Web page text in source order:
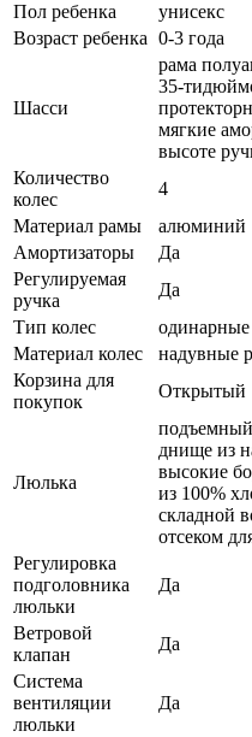
Пол ребенка
унисекс
Возраст ребенка 0-3 года
Шасси
рама
35-
мягкие
высоте
Количество
колес
4
Материал рамы
алюминий
Амортизаторы
Да
Регулируемая
ручка
Да
Тип колес
одинарные
Материал колес
надувные
Корзина для
покупок
Открытый
Люлька
днище из
высокие
из 100%
складной
отсеком
Регулировка
подголовника
люльки
Да
Ветровой
клапан
Да
Система
вентиляции
люльки
Да